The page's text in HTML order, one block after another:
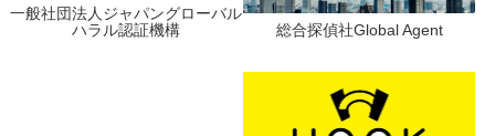
一般社団法人ジャパングローバル
ハラル認証機構
総合探偵社Global Agent